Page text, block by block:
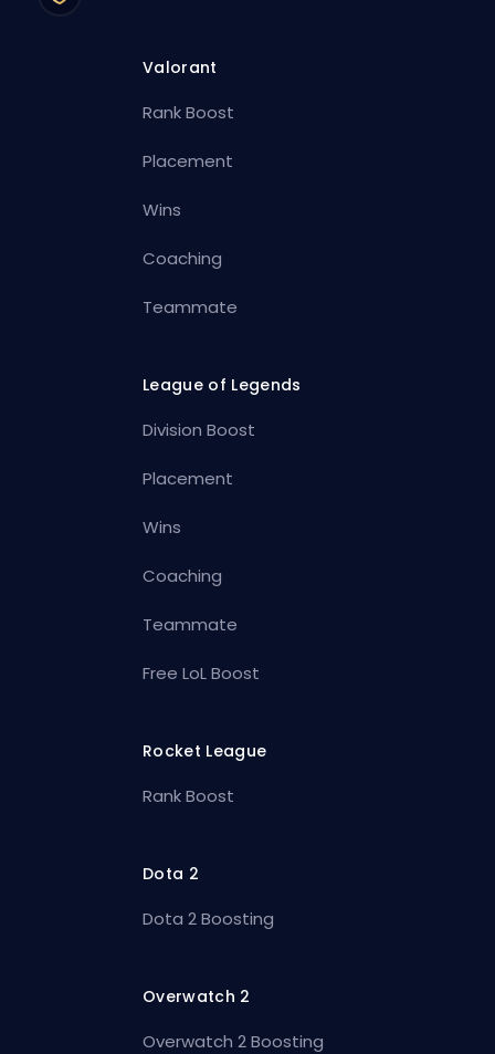
Valorant
Rank Boost
Placement
Wins
Coaching
Teammate
League of Legends
Division Boost
Placement
Wins
Coaching
Teammate
Free LoL Boost
Rocket League
Rank Boost
Dota 2
Dota 2 Boosting
Overwatch 2
Overwatch 2 Boosting